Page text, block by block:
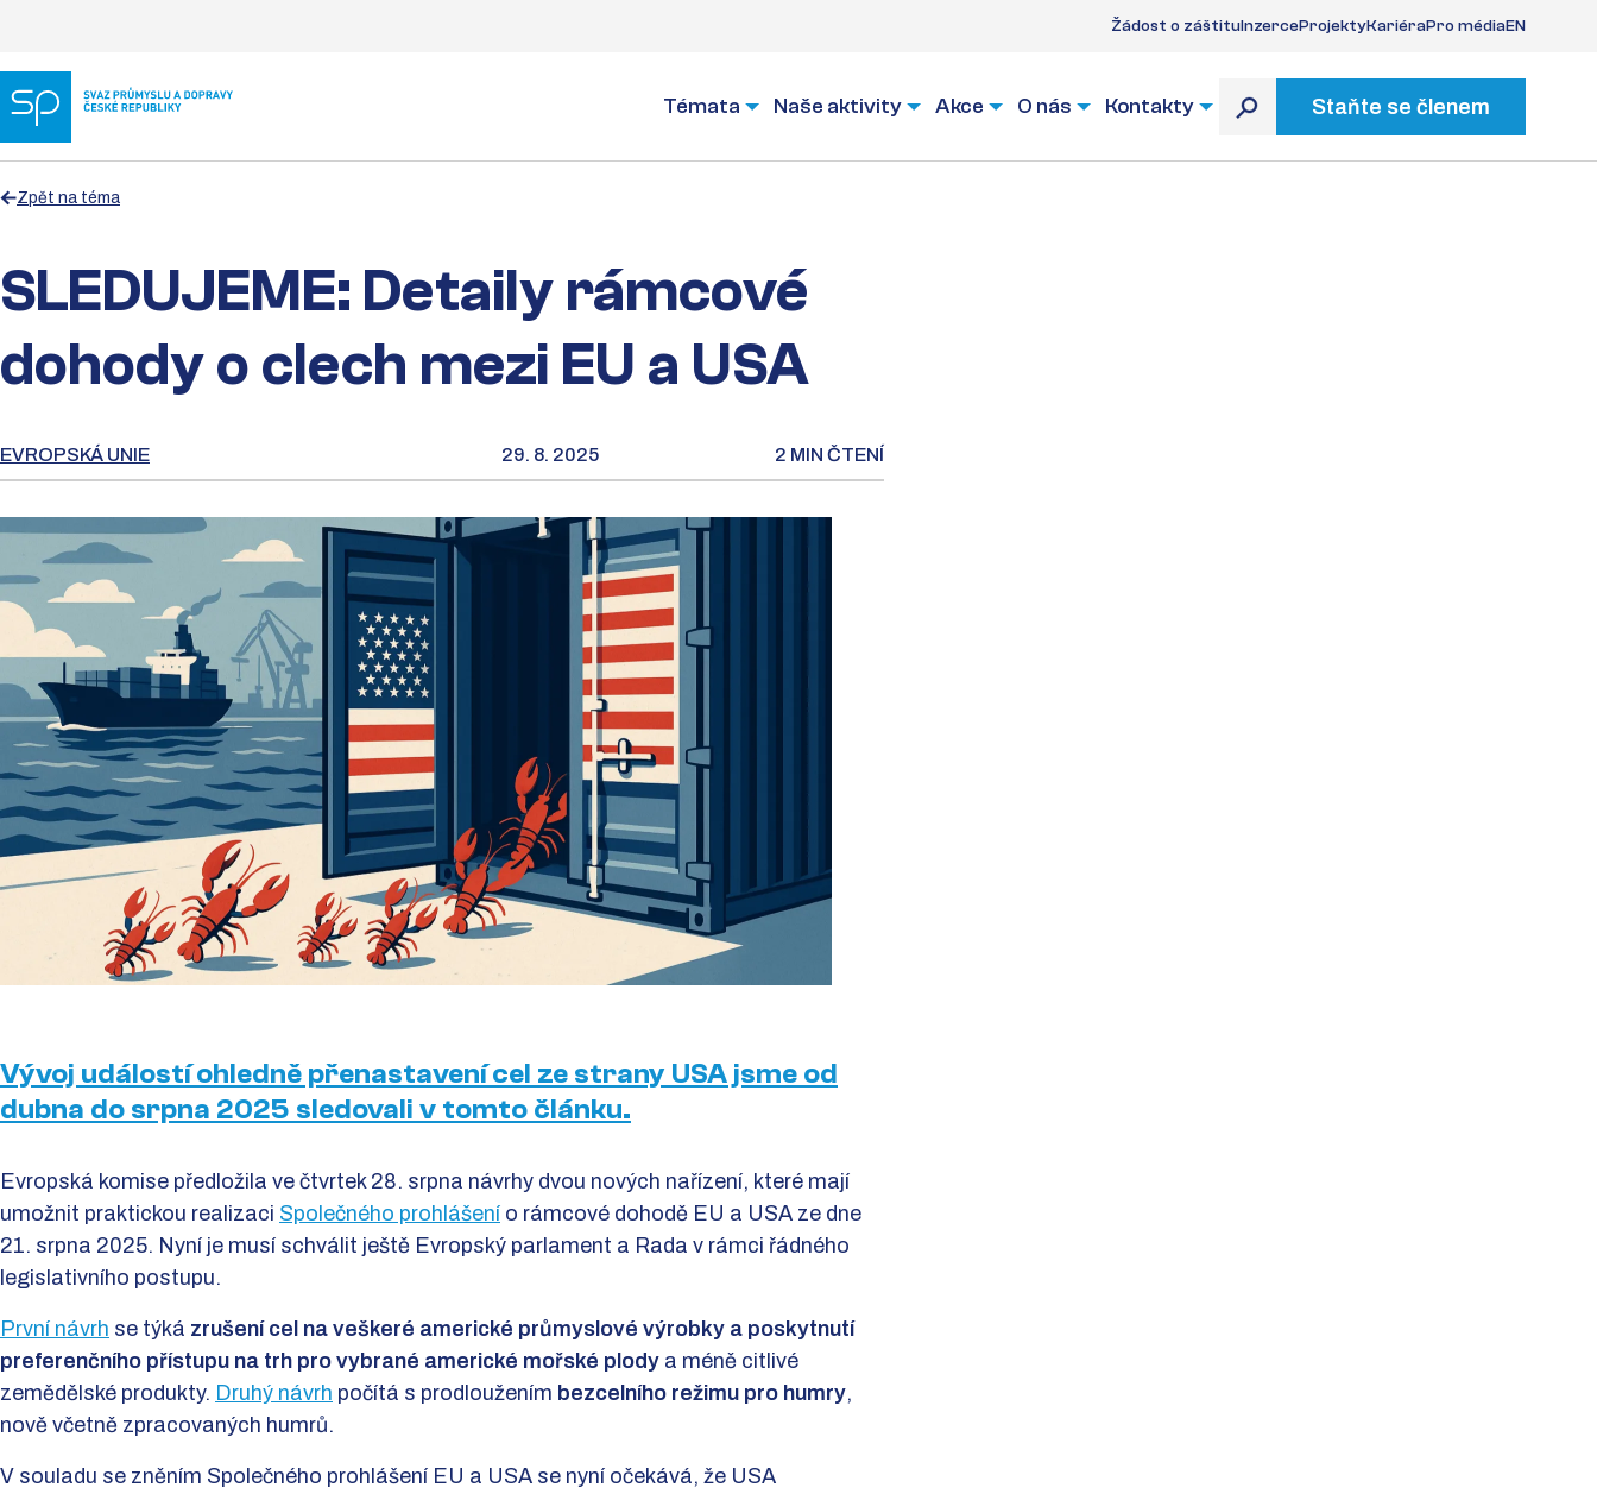
Žádost o záštituInzerceProjektyKariéraPro médiaEN
Témata Naše aktivity Akce O nás Kontakty Staňte se členem
Zpět na téma
SLEDUJEME: Detaily rámcové
dohody o clech mezi EU a USA
EVROPSKÁ UNIE 29. 8. 2025 2 MIN ČTENÍ
Vývoj událostí ohledně přenastavení cel ze strany USA jsme od
dubna do srpna 2025 sledovali v tomto článku.
Evropská komise předložila ve čtvrtek 28. srpna návrhy dvou nových nařízení, které mají
umožnit praktickou realizaci Společného prohlášení o rámcové dohodě EU a USA ze dne
21. srpna 2025. Nyní je musí schválit ještě Evropský parlament a Rada v rámci řádného
legislativního postupu.
První návrh se týká zrušení cel na veškeré americké průmyslové výrobky a poskytnutí
preferenčního přístupu na trh pro vybrané americké mořské plody a méně citlivé
zemědělské produkty. Druhý návrh počítá s prodloužením bezcelního režimu pro humry,
nově včetně zpracovaných humrů.
V souladu se zněním Společného prohlášení EU a USA se nyní očekává, že USA